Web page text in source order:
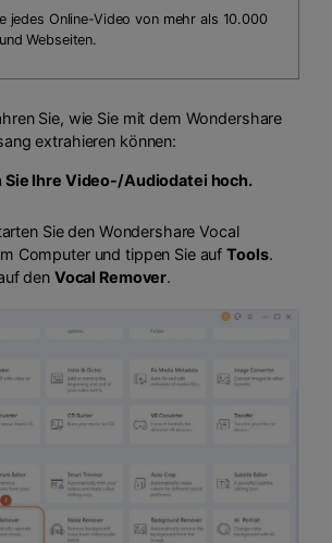
jedes Online-Video von mehr als 10.000
Webseiten.
Sie, wie Sie mit dem Wondershare
extrahieren können:
Sie Ihre Video-/Audiodatei hoch.
Sie den Wondershare Vocal
Computer und tippen Sie aufTools.
den Vocal Remover.